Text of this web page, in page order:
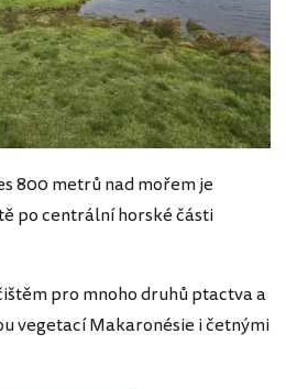
800 metrů nad mořem je
po centrální horské části
pro mnoho druhů ptactva a
vegetací Makaronésie i četnými